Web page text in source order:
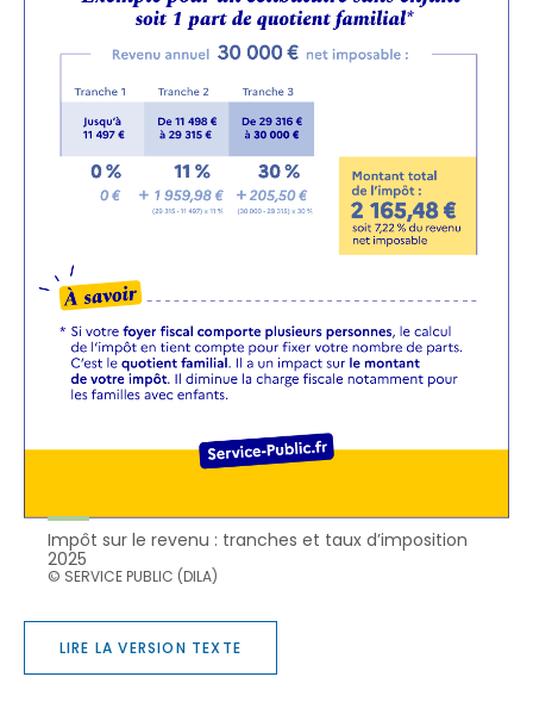
Impôt sur le revenu : tranches et taux d’imposition
2025
© SERVICE PUBLIC (DILA)
LIRE LA VERSION TEXTE